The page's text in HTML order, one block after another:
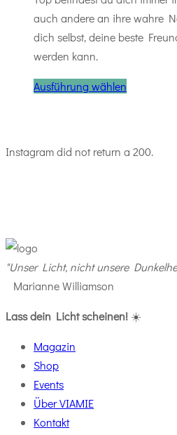
auch andere an ihre wahre
dich selbst, deine beste
werden kann.
Ausführung wählen
Instagram did not return a 200.
"Unser Licht, nicht unsere
Marianne Williamson
Lass dein Licht scheinen! ☀️
Magazin
Shop
Events
Über VIAMIE
Kontakt